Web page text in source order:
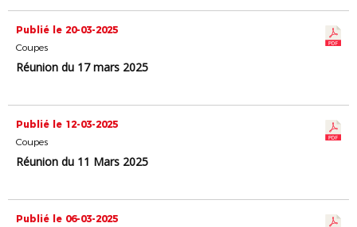
Publié le 20-03-2025
Coupes
Réunion du 17 mars 2025
Publié le 12-03-2025
Coupes
Réunion du 11 Mars 2025
Publié le 06-03-2025